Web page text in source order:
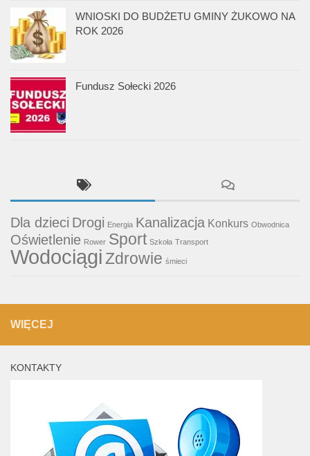
WNIOSKI DO BUDŻETU GMINY ŻUKOWO NA
ROK 2026
Fundusz Sołecki 2026
Dla dzieci Drogi Energia Kanalizacja Konkurs Obwodnica
Oświetlenie Rower Sport Szkoła Transport
WodociągiZdrowie śmieci
WIĘCEJ
KONTAKTY